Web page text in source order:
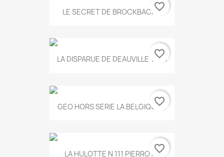
LE SECRET DE BROCKBACK...
favorite_border
LA DISPARUE DE DEAUVILLE T.551
favorite_border
GEO HORS SERIE LA BELGIQUE...
favorite_border
LA HULOTTE N 111 PIERROT...favorite_border